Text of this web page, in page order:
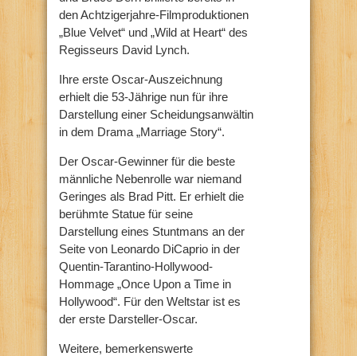
den Achtzigerjahre-Filmproduktionen
„Blue Velvet“ und „Wild at Heart“ des
Regisseurs David Lynch.
Ihre erste Oscar-Auszeichnung
erhielt die 53-Jährige nun für ihre
Darstellung einer Scheidungsanwältin
in dem Drama „Marriage Story“.
Der Oscar-Gewinner für die beste
männliche Nebenrolle war niemand
Geringes als Brad Pitt. Er erhielt die
berühmte Statue für seine
Darstellung eines Stuntmans an der
Seite von Leonardo DiCaprio in der
Quentin-Tarantino-Hollywood-
Hommage „Once Upon a Time in
Hollywood“. Für den Weltstar ist es
der erste Darsteller-Oscar.
Weitere, bemerkenswerte